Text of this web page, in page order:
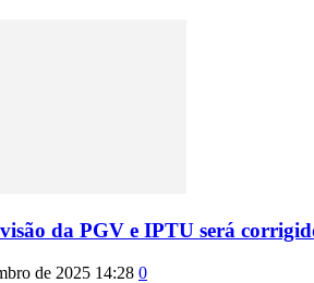
da PGV e IPTU será
de 2025 14:28 0